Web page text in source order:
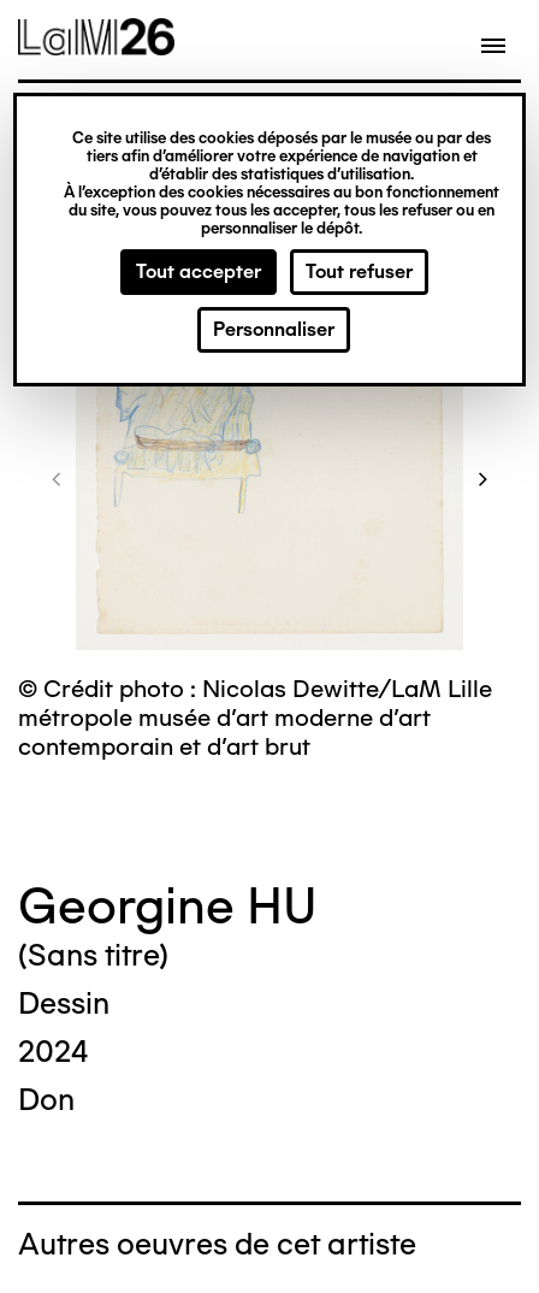
Gestion des cookies
Ce site utilise des cookies déposés par le musée ou par des
tiers afin d’améliorer votre expérience de navigation et
d’établir des statistiques d’utilisation.
À l’exception des cookies nécessaires au bon fonctionnement
du site, vous pouvez tous les accepter, tous les refuser ou en
personnaliser le dépôt.
Tout accepter Tout refuser
Personnaliser
contenu
© Crédit photo : Nicolas Dewitte/LaM Lille
métropole musée d’art moderne d’art
contemporain et d’art brut
Georgine HU
(Sans titre)
Dessin
2024
Don
Autres oeuvres de cet artiste